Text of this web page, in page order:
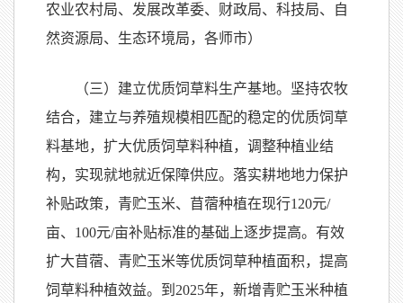
农业农村局、发展改革委、财政局、科技局、自
然资源局、生态环境局，各师市）
（三）建立优质饲草料生产基地。坚持农牧
结合，建立与养殖规模相匹配的稳定的优质饲草
料基地，扩大优质饲草料种植，调整种植业结
构，实现就地就近保障供应。落实耕地地力保护
补贴政策，青贮玉米、苜蓿种植在现行120元/
亩、100元/亩补贴标准的基础上逐步提高。有效
扩大苜蓿、青贮玉米等优质饲草种植面积，提高
饲草料种植效益。到2025年，新增青贮玉米种植